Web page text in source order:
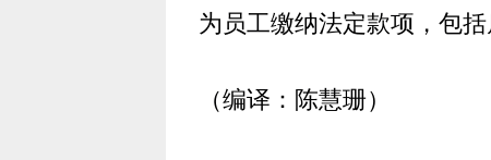
为员工缴纳法定款项，包
（编译：陈慧珊）